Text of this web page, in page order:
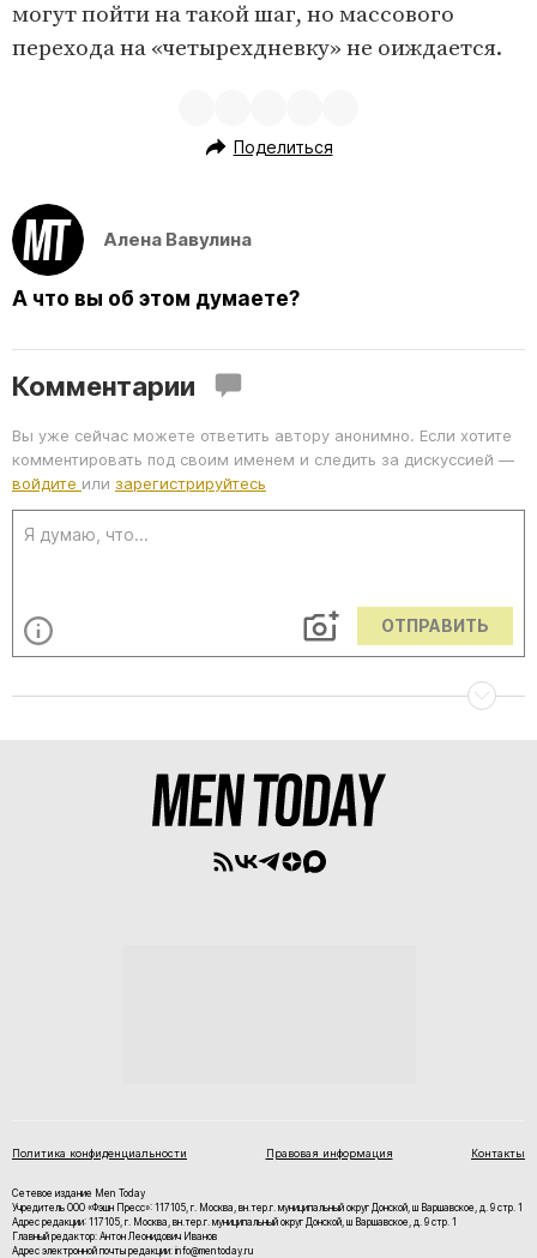
могут пойти на такой шаг, но массового
перехода на «четырехдневку» не оиждается.
Поделиться
Алена Вавулина
А что вы об этом думаете?
Комментарии
Вы уже сейчас можете ответить автору анонимно. Если хотите
комментировать под своим именем и следить за дискуссией —
войдите или зарегистрируйтесь
ОТПРАВИТЬ
Политика конфиденциальности Правовая информация Контакты
Сетевое издание Men Today
Учредитель ООО «Фэшн Пресс»: 117105, г. Москва, вн.тер.г. муниципальный округ Донской, ш Варшавское, д. 9 стр. 1
Адрес редакции: 117105, г. Москва, вн.тер.г. муниципальный округ Донской, ш Варшавское, д. 9 стр. 1
Главный редактор: Антон Леонидович Иванов
Адрес электронной почты редакции: info@mentoday.ru